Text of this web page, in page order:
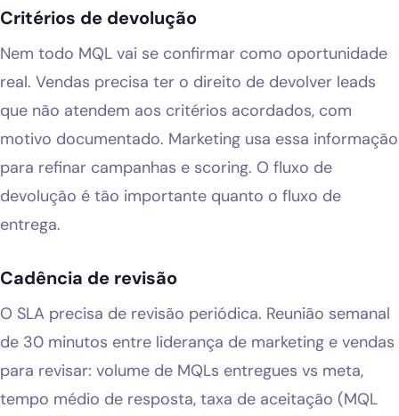
Critérios de devolução
Nem todo MQL vai se confirmar como oportunidade
real. Vendas precisa ter o direito de devolver leads
que não atendem aos critérios acordados, com
motivo documentado. Marketing usa essa informação
para refinar campanhas e scoring. O fluxo de
devolução é tão importante quanto o fluxo de
entrega.
Cadência de revisão
O SLA precisa de revisão periódica. Reunião semanal
de 30 minutos entre liderança de marketing e vendas
para revisar: volume de MQLs entregues vs meta,
tempo médio de resposta, taxa de aceitação (MQL